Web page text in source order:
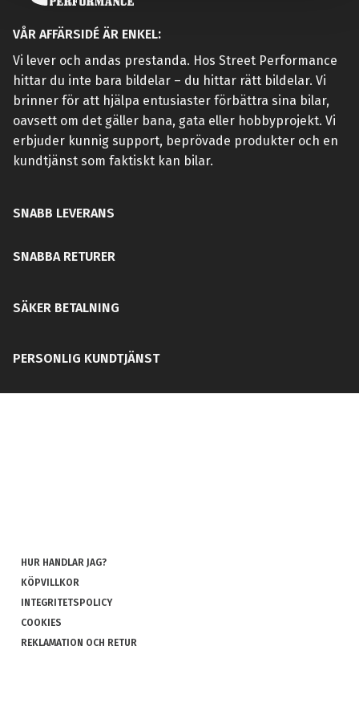
VÅR AFFÄRSIDÉ ÄR ENKEL:
Vi lever och andas prestanda. Hos Street Performance
hittar du inte bara bildelar – du hittar rätt bildelar. Vi
brinner för att hjälpa entusiaster förbättra sina bilar,
oavsett om det gäller bana, gata eller hobbyprojekt. Vi
erbjuder kunnig support, beprövade produkter och en
kundtjänst som faktiskt kan bilar.
SNABB LEVERANS
SNABBA RETURER
SÄKER BETALNING
PERSONLIG KUNDTJÄNST
HUR HANDLAR JAG?
KÖPVILLKOR
INTEGRITETSPOLICY
COOKIES
REKLAMATION OCH RETUR